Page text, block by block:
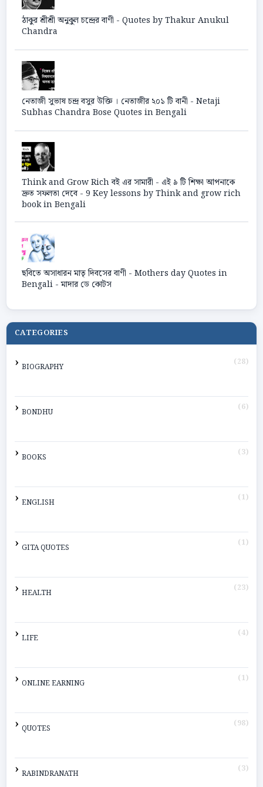
ঠাকুর শ্রীশ্রী অনুকুল চন্দ্রের বাণী - Quotes by Thakur Anukul
Chandra
নেতাজী সুভাষ চন্দ্র বসুর উক্তি । নেতাজীর ২০১ টি বানী - Netaji
Subhas Chandra Bose Quotes in Bengali
Think and Grow Rich বই এর সামারী - এই ৯ টি শিক্ষা আপনাকে
দ্রুত সফলতা দেবে - 9 Key lessons by Think and grow rich
book in Bengali
ছবিতে অসাধারন মাতৃ দিবসের বাণী - Mothers day Quotes in
Bengali - মাদার ডে কোটস
CATEGORIES
BIOGRAPHY (28)
BONDHU (6)
BOOKS (3)
ENGLISH (1)
GITA QUOTES (1)
HEALTH (23)
LIFE (4)
ONLINE EARNING (1)
QUOTES (98)
RABINDRANATH (3)